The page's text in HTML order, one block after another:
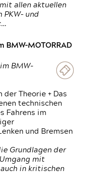
allen aktuellen
PKW- und
MOTORRAD
BMW-
der Theorie + Das
technischen
Fahrens im
und Bremsen
Grundlagen der
mit
in kritischen